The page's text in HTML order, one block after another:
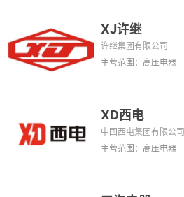
XJ许继
许继集团有限公司
主营范围：高压电器
XD西电
中国西电集团有限公司
主营范围：高压电器